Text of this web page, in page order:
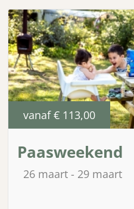
vanaf € 113,00
Paasweekend
26 maart 29 maart